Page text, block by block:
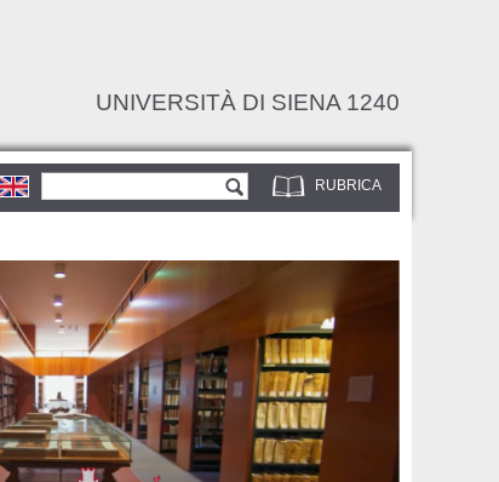
UNIVERSITÀ DI SIENA 1240
RUBRICA
Form di ricerca